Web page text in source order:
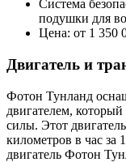
Система
подушки для
Цена: от 1 350
Двигатель и
Фотон Тунланд
двигателем,
силы. Этот
километров в час за
двигатель Фотон